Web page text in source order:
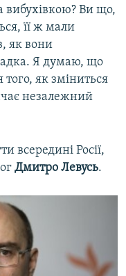
вибухівкою? Ви що,
її ж мали
як вони
Я думаю, що
того, як зміниться
незалежний
всередині Росії,
Дмитро Левусь.